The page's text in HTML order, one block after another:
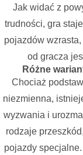
Jak widać z
trudności, gra
pojazdów
od gracza
Różne
Chociaż
niezmienna,
wyzwania i
rodzaje
pojazdy